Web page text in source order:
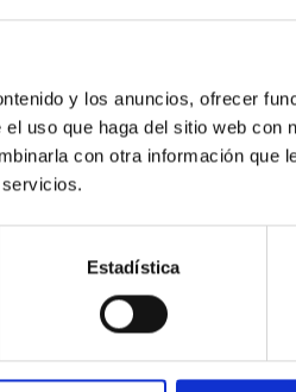
y los anuncios, ofrecer
uso que haga del sitio web con
con otra información que
Estadística
necesarios para la